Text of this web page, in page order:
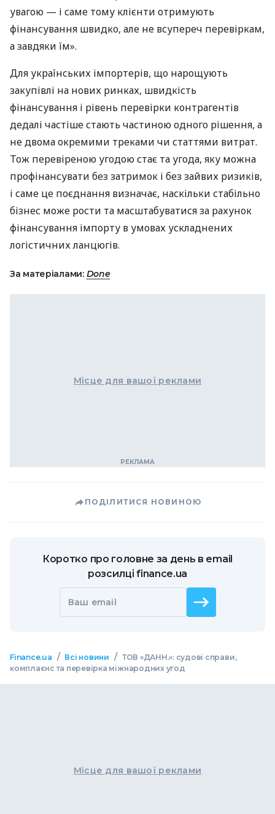
увагою — і саме тому клієнти отримують
фінансування швидко, але не всупереч перевіркам,
а завдяки їм».
Для українських імпортерів, що нарощують
закупівлі на нових ринках, швидкість
фінансування і рівень перевірки контрагентів
дедалі частіше стають частиною одного рішення, а
не двома окремими треками чи статтями витрат.
Тож перевіреною угодою стає та угода, яку можна
профінансувати без затримок і без зайвих ризиків,
і саме це поєднання визначає, наскільки стабільно
бізнес може рости та масштабуватися за рахунок
фінансування імпорту в умовах ускладнених
логістичних ланцюгів.
За матеріалами: Done
Місце для вашої реклами
ПОДІЛИТИСЯ НОВИНОЮ
Коротко про головне за день в email
розсилці finance.ua
Ваш email
Finance.ua / Всі новини / ТОВ «ДАНН.»: судові справи,
комплаєнс та перевірка міжнародних угод
Місце для вашої реклами